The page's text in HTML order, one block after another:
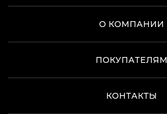
О КОМПАНИИ
ПОКУПАТЕЛЯМ
КОНТАКТЫ